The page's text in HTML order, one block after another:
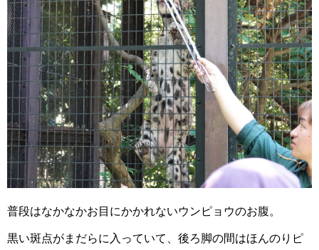
普段はなかなかお目にかかれないウンピョウのお腹。
黒い斑点がまだらに入っていて、後ろ脚の間はほんのりピ